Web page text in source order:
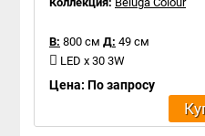
В: 800 см Д: 49 см
LED x 30 3W
Цена: По запросу